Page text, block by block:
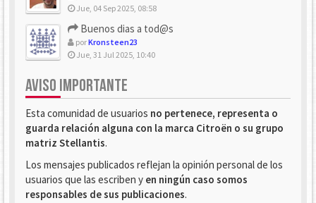
Jue, 04 Sep 2025, 08:58
Buenos dias a tod@s
porKronsteen23
Jue, 31 Jul 2025, 10:40
AVISO IMPORTANTE
Esta comunidad de usuarios no pertenece, representa o
guarda relación alguna con la marca Citroën o su grupo
matriz Stellantis.
Los mensajes publicados reflejan la opinión personal de los
usuarios que las escriben y en ningún caso somos
responsables de sus publicaciones.